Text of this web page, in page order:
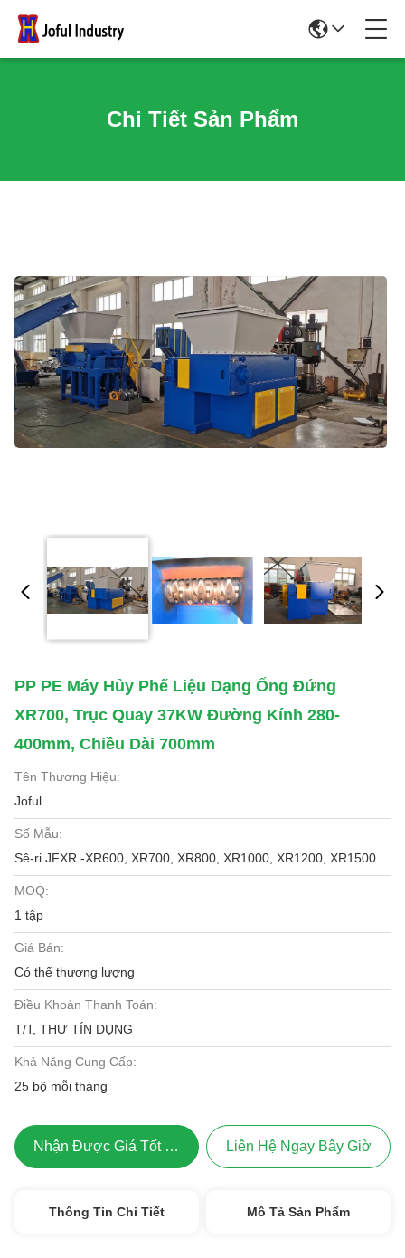
Chi Tiết Sản Phẩm
PP PE Máy Hủy Phế Liệu Dạng Ống Đứng
XR700, Trục Quay 37KW Đường Kính 280-
400mm, Chiều Dài 700mm
Tên Thương Hiệu:
Joful
Số Mẫu:
Sê-ri JFXR -XR600, XR700, XR800, XR1000, XR1200, XR1500
MOQ:
1 tập
Giá Bán:
Có thể thương lượng
Điều Khoản Thanh Toán:
T/T, THƯ TÍN DỤNG
Khả Năng Cung Cấp:
25 bộ mỗi tháng
Nhận Được Giá Tốt Nhất Liên Hệ Ngay Bây Giờ
Thông Tin Chi Tiết Mô Tả Sản Phẩm